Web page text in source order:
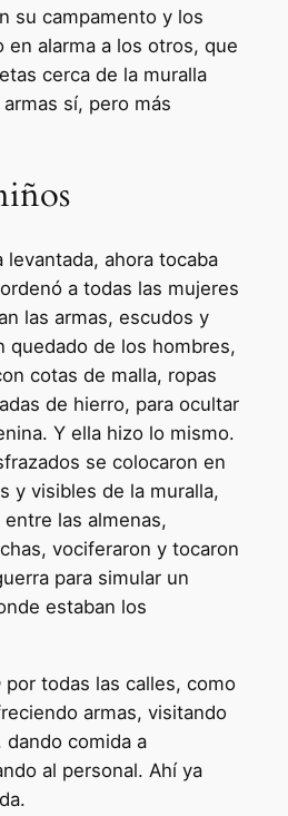
su campamento y los
en alarma a los otros, que
cerca de la muralla
sí, pero más
levantada, ahora tocaba
a todas las mujeres
las armas, escudos y
quedado de los hombres,
cotas de malla, ropas
de hierro, para ocultar
Y ella hizo lo mismo.
se colocaron en
y visibles de la muralla,
las almenas,
vociferaron y tocaron
para simular un
estaban los
por todas las calles, como
armas, visitando
dando comida a
al personal. Ahí ya